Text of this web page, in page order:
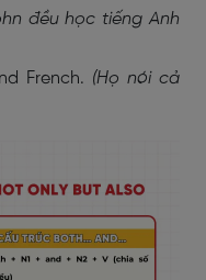
đều học tiếng Anh
French. (Họ nói cả